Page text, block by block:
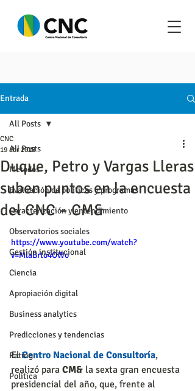
Entrada
All Posts
Metodos
Evaluación de políticas y programas
Caracterización y entendimiento
Observatorios sociales
Gestión institucional
Ciencia
Apropiación digital
Business analytics
Predicciones y tendencias
Rating
Política
All Posts
Duque, Petro y Vargas Lleras
suben puntos en la encuesta
del CNC – CM&
CNC
19 abr 2018
https://www.youtube.com/watch?
v=MlaBrto4OWo
El Centro Nacional de Consultoría,
realizó para CM& la sexta gran encuesta
presidencial del año, que, frente al